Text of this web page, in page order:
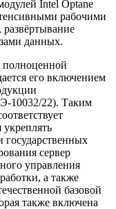
Intel Optane
рабочими
развёртывание
данных.
полноценной
его включением
10032/22). Таким
государственных
сервер
управления
а также
базовой
также включена